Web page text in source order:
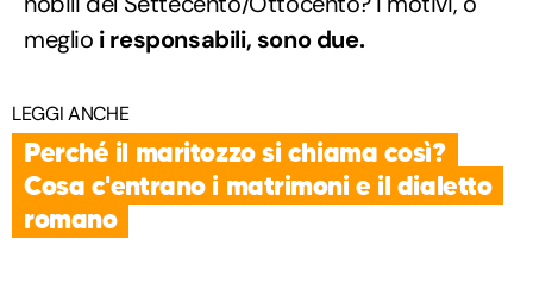
meglio i responsabili, sono due.
LEGGI ANCHE
Perché il maritozzo si chiama così?
Cosa c'entrano i matrimoni e il dialetto
romano